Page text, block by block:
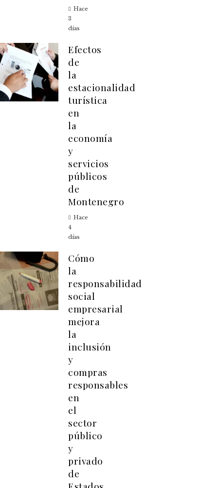
Hace
3
días
Efectos
de
la
estacionalidad
turística
en
la
economía
y
servicios
públicos
de
Montenegro
Hace
4
días
Cómo
la
responsabilidad
social
empresarial
mejora
la
inclusión
y
compras
responsables
en
el
sector
público
y
privado
de